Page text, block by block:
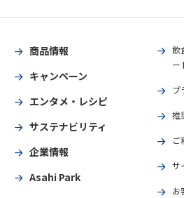
商品情報
キャンペーン
エンタメ・レシピ
サステナビリティ
企業情報
Asahi Park
飲
ー
プ
推
ご
サ
お